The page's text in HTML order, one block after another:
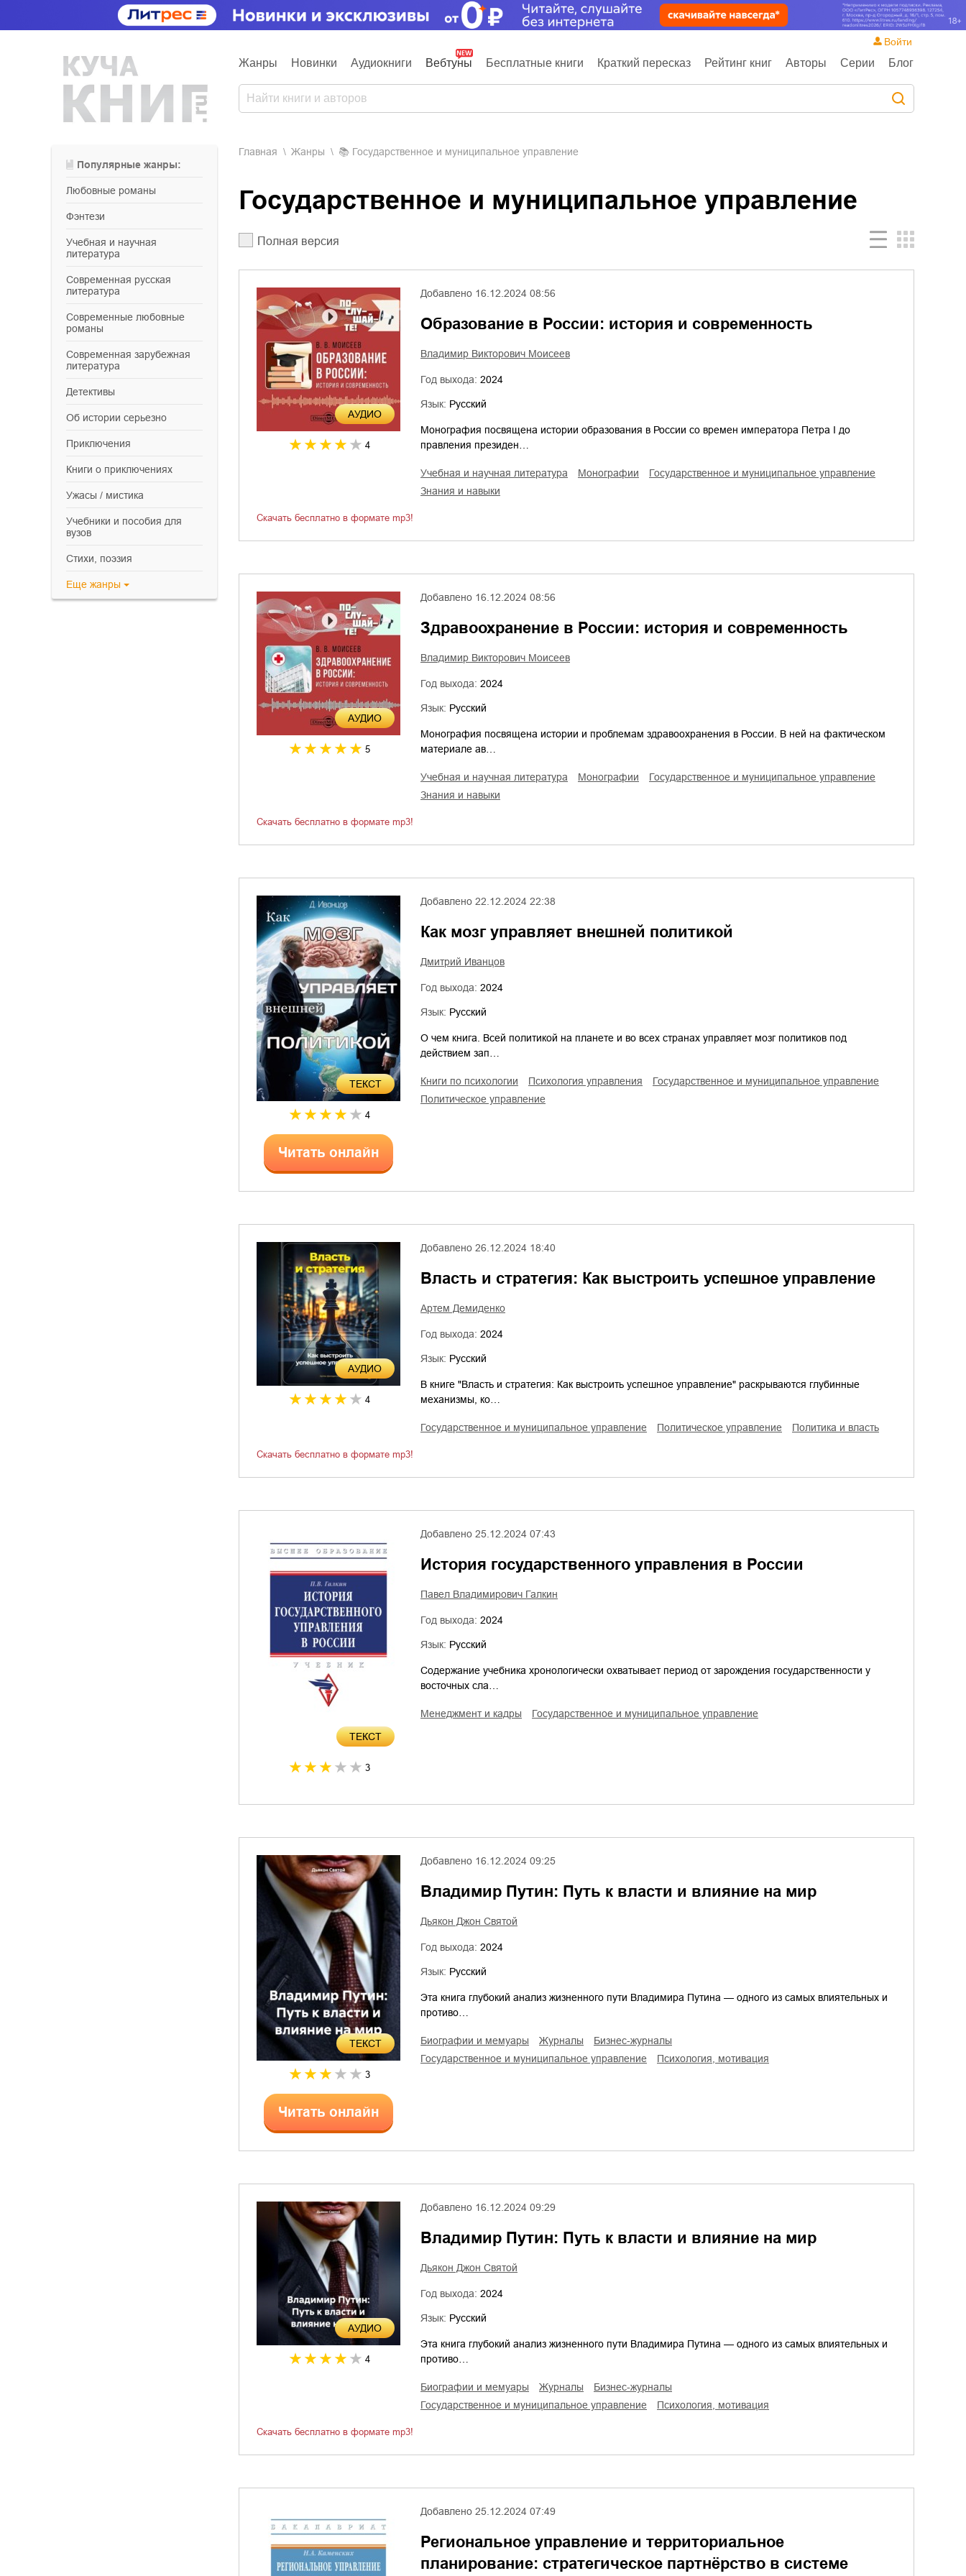
Жанры Новинки Аудиокниги Вебтуны Бесплатные книги Краткий пересказ Рейтинг книг Авторы Серии Блог
Войти
Популярные жанры:
любовные романы
фэнтези
учебная и научная
литература
современная русская
литература
современные любовные
романы
современная зарубежная
литература
детективы
об истории серьезно
приключения
книги о приключениях
ужасы / мистика
учебники и пособия для
вузов
cтихи, поэзия
Еще жанры
Главная Жанры Государственное и муниципальное управление
Государственное и муниципальное управление
Полная версия
AУДИО
4
Добавлено 16.12.2024 08:56
Образование в России: история и современность
Владимир Викторович Моисеев
Год выхода: 2024
Язык: Русский
Монография посвящена истории образования в России со времен императора Петра I до
правления президен…
учебная и научная литература монографии
государственное и муниципальное управление
знания и навыки
Скачать бесплатно в формате mp3!
AУДИО
5
Добавлено 16.12.2024 08:56
Здравоохранение в России: история и современность
Владимир Викторович Моисеев
Год выхода: 2024
Язык: Русский
Монография посвящена истории и проблемам здравоохранения в России. В ней на фактическом
материале ав…
учебная и научная литература монографии
государственное и муниципальное управление
знания и навыки
Скачать бесплатно в формате mp3!
ТЕКСТ
4
Читать онлайн
Добавлено 22.12.2024 22:38
Как мозг управляет внешней политикой
Дмитрий Иванцов
Год выхода: 2024
Язык: Русский
О чем книга. Всей политикой на планете и во всех странах управляет мозг политиков под
действием зап…
книги по психологии психология управления
государственное и муниципальное управление
политическое управление
AУДИО
4
Добавлено 26.12.2024 18:40
Власть и стратегия: Как выстроить успешное управление
Артем Демиденко
Год выхода: 2024
Язык: Русский
В книге "Власть и стратегия: Как выстроить успешное управление" раскрываются глубинные
механизмы, ко…
государственное и муниципальное управление политическое управление политика и власть
Скачать бесплатно в формате mp3!
ТЕКСТ
3
Добавлено 25.12.2024 07:43
История государственного управления в России
Павел Владимирович Галкин
Год выхода: 2024
Язык: Русский
Содержание учебника хронологически охватывает период от зарождения государственности у
восточных сла…
менеджмент и кадры государственное и муниципальное управление
ТЕКСТ
3
Читать онлайн
Добавлено 16.12.2024 09:25
Владимир Путин: Путь к власти и влияние на мир
Дьякон Джон Святой
Год выхода: 2024
Язык: Русский
Эта книга глубокий анализ жизненного пути Владимира Путина — одного из самых влиятельных и
противо…
биографии и мемуары журналы
бизнес-журналы
государственное и муниципальное управление
психология, мотивация
AУДИО
4
Добавлено 16.12.2024 09:29
Владимир Путин: Путь к власти и влияние на мир
Дьякон Джон Святой
Год выхода: 2024
Язык: Русский
Эта книга глубокий анализ жизненного пути Владимира Путина — одного из самых влиятельных и
противо…
биографии и мемуары журналы
бизнес-журналы
государственное и муниципальное управление
психология, мотивация
Скачать бесплатно в формате mp3!
Добавлено 25.12.2024 07:49
Региональное управление и территориальное
планирование: стратегическое партнёрство в системе